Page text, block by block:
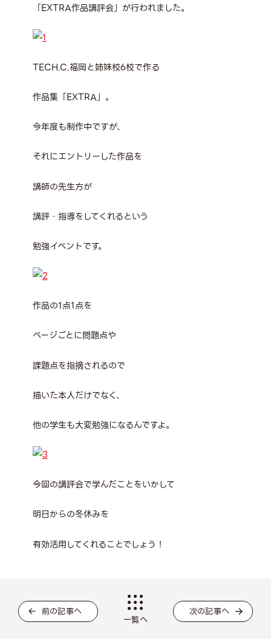
「EXTRA作品講評会」が行われました。
TECH.C.福岡と姉妹校6校で作る
作品集「EXTRA」。
今年度も制作中ですが、
それにエントリーした作品を
講師の先生方が
講評・指導をしてくれるという
勉強イベントです。
作品の1点1点を
ページごとに問題点や
課題点を指摘されるので
描いた本人だけでなく、
他の学生も大変勉強になるんですよ。
今回の講評会で学んだことをいかして
明日からの冬休みを
有効活用してくれることでしょう！
前の記事へ
一覧へ
次の記事へ